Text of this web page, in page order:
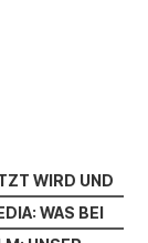
WIRD UND
WIRD UND
WAS BEI
WAS BEI